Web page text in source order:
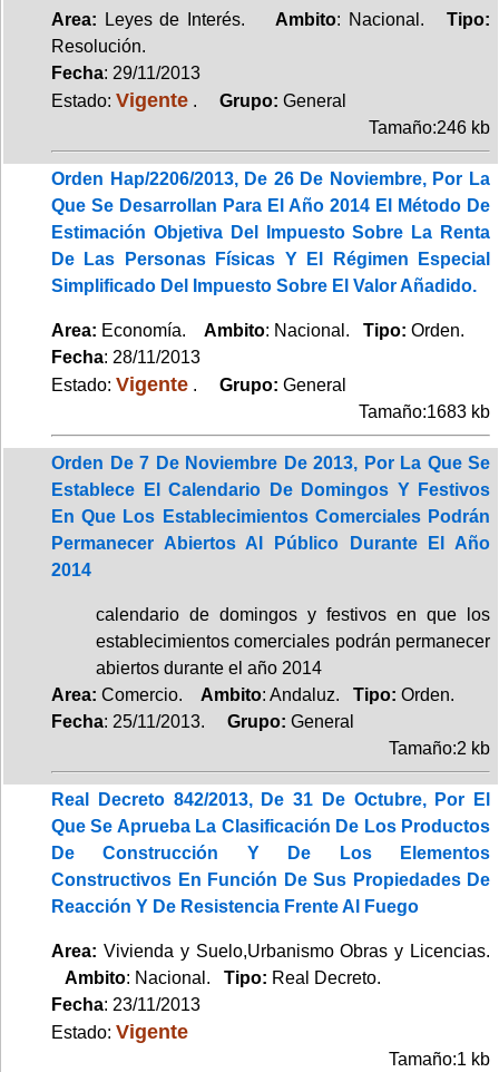
Area: Leyes de Interés. Ambito: Nacional.Tipo:
Resolución.
Fecha: 29/11/2013
Estado: Vigente . Grupo: General
Tamaño:246 kb
Orden Hap/2206/2013, De 26 De Noviembre, Por La
Que Se Desarrollan Para El Año 2014 El Método De
Estimación Objetiva Del Impuesto Sobre La Renta
De Las Personas Físicas Y El Régimen Especial
Simplificado Del Impuesto Sobre El Valor Añadido.
Area: Economía. Ambito: Nacional. Tipo: Orden.
Fecha: 28/11/2013
Estado: Vigente . Grupo: General
Tamaño:1683 kb
Orden De 7 De Noviembre De 2013, Por La Que Se
Establece El Calendario De Domingos Y Festivos
En Que Los Establecimientos Comerciales Podrán
Permanecer Abiertos Al Público Durante El Año
2014
calendario de domingos y festivos en que los
establecimientos comerciales podrán permanecer
abiertos durante el año 2014
Area: Comercio. Ambito: Andaluz. Tipo: Orden.
Fecha: 25/11/2013. Grupo: General
Tamaño:2 kb
Real Decreto 842/2013, De 31 De Octubre, Por El
Que Se Aprueba La Clasificación De Los Productos
De Construcción Y De Los Elementos
Constructivos En Función De Sus Propiedades De
Reacción Y De Resistencia Frente Al Fuego
Area: Vivienda y Suelo,Urbanismo Obras y Licencias.
Ambito: Nacional. Tipo: Real Decreto.
Fecha: 23/11/2013
Estado: Vigente
Tamaño:1 kb